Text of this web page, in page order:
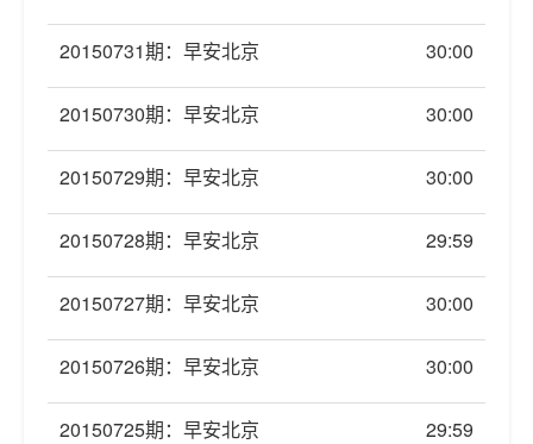
20150731期：早安北京 30:00
20150730期：早安北京 30:00
20150729期：早安北京 30:00
20150728期：早安北京 29:59
20150727期：早安北京 30:00
20150726期：早安北京 30:00
20150725期：早安北京 29:59